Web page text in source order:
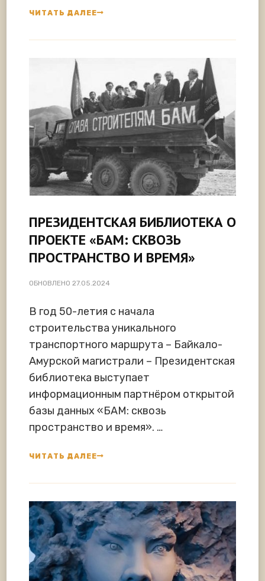
ЧИТАТЬ ДАЛЕЕ
ПРЕЗИДЕНТСКАЯ БИБЛИОТЕКА О
ПРОЕКТЕ «БАМ: СКВОЗЬ
ПРОСТРАНСТВО И ВРЕМЯ»
ОБНОВЛЕНО 27.05.2024
В год 50-летия с начала
строительства уникального
транспортного маршрута – Байкало-
Амурской магистрали – Президентская
библиотека выступает
информационным партнёром открытой
базы данных «БАМ: сквозь
пространство и время». …
ЧИТАТЬ ДАЛЕЕ